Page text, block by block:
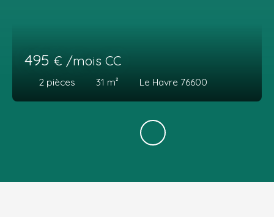
495 € /mois CC
2 pièces 31 m² Le Havre 76600